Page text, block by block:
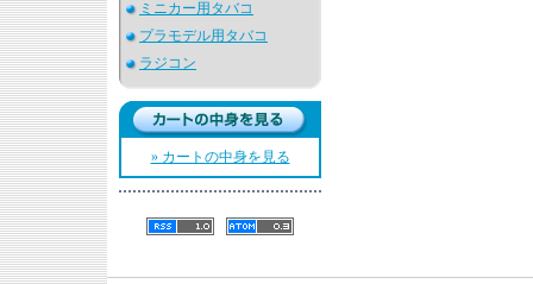
ミニカー用タバコ
プラモデル用タバコ
ラジコン
» カートの中身を見る